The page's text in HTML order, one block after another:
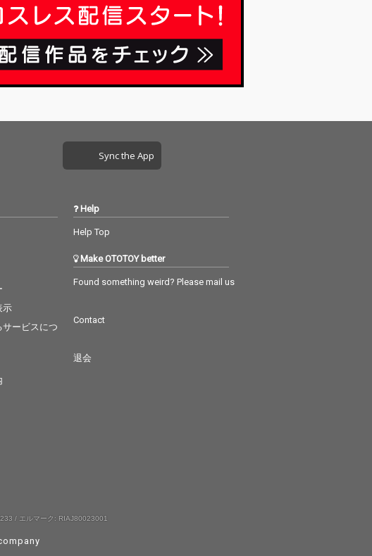
Sync the App
示
ービスにつ
Help
Help Top
Make OTOTOY better
Found something weird? Please mail us
Contact
退会
/ エルマーク: RIAJ80023001